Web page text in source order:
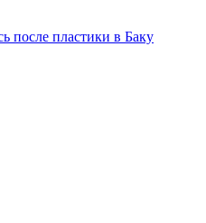
после пластики в Баку